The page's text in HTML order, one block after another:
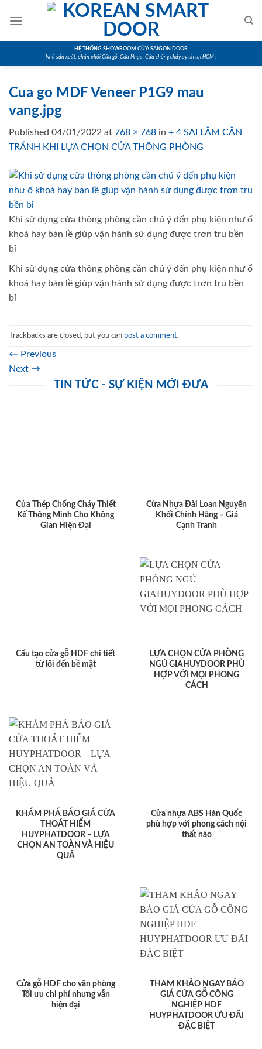
HỆ THỐNG SHOWROOM CỬA SAIGON DOOR
Nhà sản xuất, phân phối Cửa gỗ, Cửa Nhựa, Cửa chống cháy uy tín tại HCM !
Cua go MDF Veneer P1G9 mau
vang.jpg
Published 04/01/2022 at 768 × 768 in + 4 SAI LẦM CẦN
TRÁNH KHI LỰA CHỌN CỬA THÔNG PHÒNG
Khi sử dụng cửa thông phòng cần chú ý đến phụ kiện như ổ
khoá hay bản lề giúp vận hành sử dụng được trơn tru bền
bỉ
Khi sử dụng cửa thông phòng cần chú ý đến phụ kiện như ổ
khoá hay bản lề giúp vận hành sử dụng được trơn tru bền
bỉ
Trackbacks are closed, but you can post a comment.
← Previous
Next →
TIN TỨC - SỰ KIỆN MỚI ĐƯA
Cửa Thép Chống Cháy Thiết
Kế Thông Minh Cho Không
Gian Hiện Đại
Cửa Nhựa Đài Loan Nguyên
Khối Chính Hãng – Giá
Cạnh Tranh
Cấu tạo cửa gỗ HDF chi tiết
từ lõi đến bề mặt
LỰA CHỌN CỬA PHÒNG
NGỦ GIAHUYDOOR PHÙ
HỢP VỚI MỌI PHONG
CÁCH
KHÁM PHÁ BÁO GIÁ CỬA
THOÁT HIỂM
HUYPHATDOOR – LỰA
CHỌN AN TOÀN VÀ HIỆU
QUẢ
Cửa nhựa ABS Hàn Quốc
phù hợp với phong cách nội
thất nào
Cửa gỗ HDF cho văn phòng
Tối ưu chi phí nhưng vẫn
hiện đại
THAM KHẢO NGAY BÁO
GIÁ CỬA GỖ CÔNG
NGHIỆP HDF
HUYPHATDOOR ƯU ĐÃI
ĐẶC BIỆT